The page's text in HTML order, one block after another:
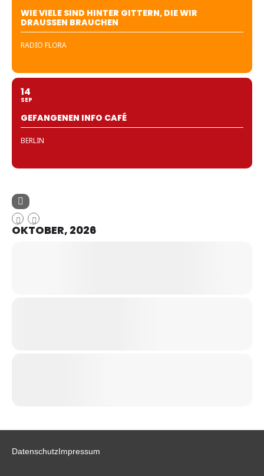
WIE VIELE SIND HINTER GITTERN, DIE WIR
DRAUSSEN BRAUCHEN
RADIO FLORA
14
SEP
GEFANGENEN INFO CAFÉ
BERLIN
OKTOBER, 2026
DatenschutzImpressum